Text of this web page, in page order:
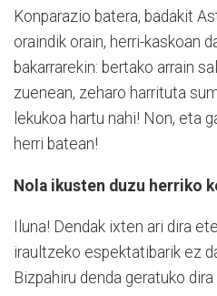
Konparazio batera, badakit
oraindik orain, herri-kaskoan
bakarrarekin: bertako arrain
zuenean, zeharo harrituta
lekukoa hartu nahi! Non, eta
herri batean!
Nola ikusten duzu herriko
Iluna! Dendak ixten ari dira
iraultzeko espektatibarik ez
Bizpahiru denda geratuko